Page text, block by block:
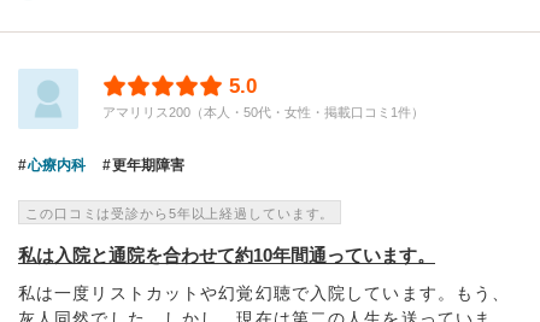
5.0
アマリリス200（本人・50代・女性・掲載口コミ1件）
心療内科 更年期障害
この口コミは受診から5年以上経過しています。
私は入院と通院を合わせて約10年間通っています。
私は一度リストカットや幻覚幻聴で入院しています。もう、